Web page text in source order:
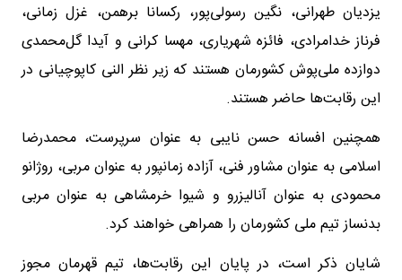
یزدیان طهرانی، نگین رسولی‌پور، رکسانا برهمن، غزل زمانی،
فرناز خدامرادی، فائزه شهریاری، مهسا کرانی و آیدا گل‌محمدی
دوازده ملی‌پوش کشورمان هستند که زیر نظر النی کاپوچیانی در
این رقابت‌ها حاضر هستند.
همچنین افسانه حسن نایبی به عنوان سرپرست، محمدرضا
اسلامی به عنوان مشاور فنی، آزاده زمانپور به عنوان مربی، روژانو
محمودی به عنوان آنالیزرو و شیوا خرمشاهی به عنوان مربی
بدنساز تیم ملی کشورمان را همراهی خواهند کرد.
شایان ذکر است، در پایان این رقابت‌ها، تیم قهرمان مجوز